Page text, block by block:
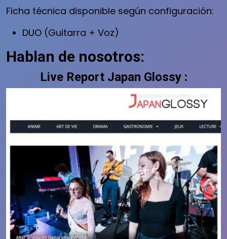
Ficha técnica disponible según configuración:
DUO (Guitarra + Voz)
Hablan de nosotros:
Live Report Japan Glossy :